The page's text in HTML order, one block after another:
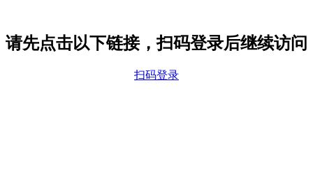
请先点击以下链接，扫码登录后继续访问
扫码登录